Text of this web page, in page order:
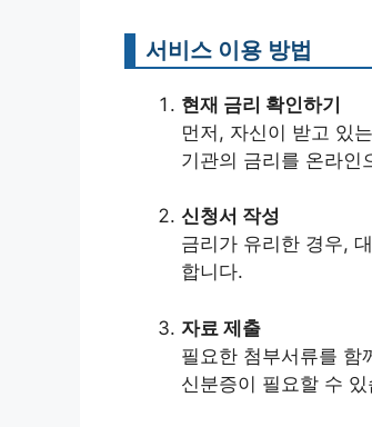
서비스 이용 방법
현재 금리 확인하기
먼저, 자신이 받고 있
기관의 금리를 온라인
신청서 작성
금리가 유리한 경우,
합니다.
자료 제출
필요한 첨부서류를 함
신분증이 필요할 수 있